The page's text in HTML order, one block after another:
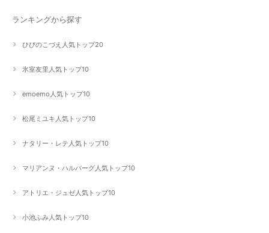
ランキングから探す
ひびのこづえ人気トップ20
氷室友里人気トップ10
emoemo人気トップ10
松尾ミユキ人気トップ10
ナタリー・レテ人気トップ10
マリアンヌ・ハルバーグ人気トップ10
アトリエ・ジュゼ人気トップ10
小池ふみ人気トップ10